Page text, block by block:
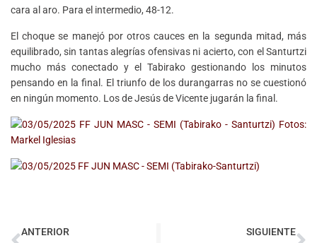
cara al aro. Para el intermedio, 48-12.
El choque se manejó por otros cauces en la segunda mitad, más
equilibrado, sin tantas alegrías ofensivas ni acierto, con el Santurtzi
mucho más conectado y el Tabirako gestionando los minutos
pensando en la final. El triunfo de los durangarras no se cuestionó
en ningún momento. Los de Jesús de Vicente jugarán la final.
ANTERIOR SIGUIENTE